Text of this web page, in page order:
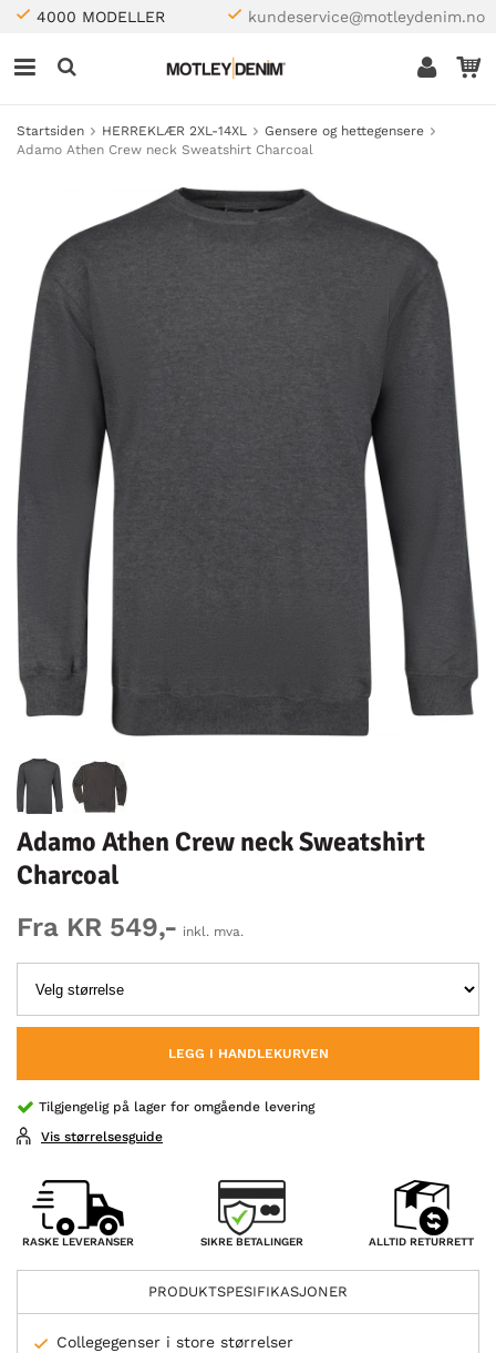
4000 MODELLER kundeservice@motleydenim.no
Startsiden HERREKLÆR 2XL-14XL
Gensere og hettegensere
Adamo Athen Crew neck Sweatshirt Charcoal
Adamo Athen Crew neck Sweatshirt
Charcoal
Fra KR 549,- inkl. mva.
LEGG I HANDLEKURVEN
Tilgjengelig på lager for omgående levering
Vis størrelsesguide
RASKE LEVERANSER SIKRE BETALINGER ALLTID RETURRETT
PRODUKTSPESIFIKASJONER
Collegegenser i store størrelser